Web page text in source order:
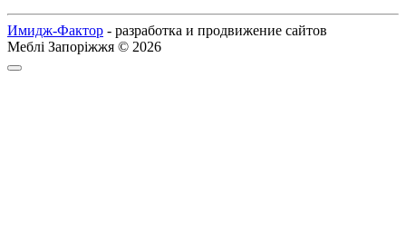
Имидж-Фактор - разработка и продвижение сайтов
Меблі Запоріжжя © 2026